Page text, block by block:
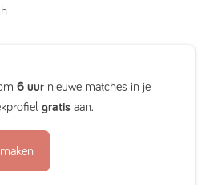
6 uur nieuwe matches in je
gratis aan.